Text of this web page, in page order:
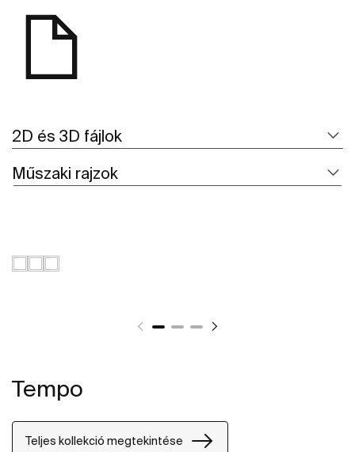
2D és 3D fájlok
Műszaki rajzok
Tempo
Teljes kollekció megtekintése